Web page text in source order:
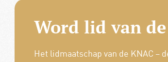
Word lid van
Het lidmaatschap van de KNAC –